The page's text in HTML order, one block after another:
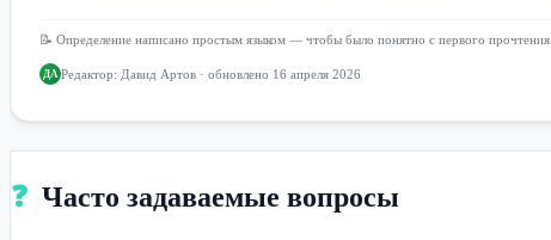
📝 Определение написано простым языком — чтобы было понятно с первого прочтения.
ДА Редактор: Давид Артов · обновлено 16 апреля 2026
❓ Часто задаваемые вопросы